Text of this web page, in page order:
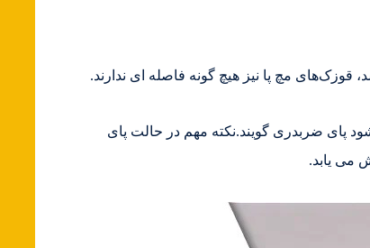
قوزک‌های مچ پا نیز هیچ گونه فاصله ای ندارند.
شود پای ضربدری گویند.نکته مهم در حالت پای
می یابد.